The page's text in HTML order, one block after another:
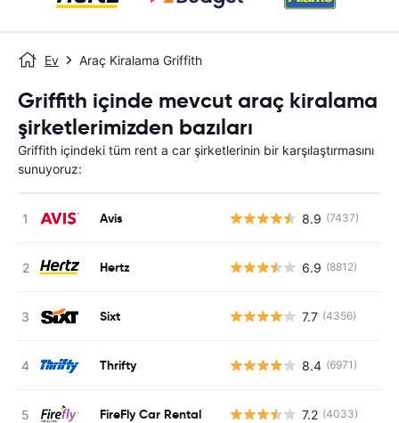
Ev Araç Kiralama Griffith
Griffith içinde mevcut araç kiralama
şirketlerimizden bazıları
Griffith içindeki tüm rent a car şirketlerinin bir karşılaştırmasını
sunuyoruz:
Avis 8.9 (7437)
Hertz 6.9 (8812)
Sixt 7.7 (4356)
Thrifty 8.4 (6971)
FireFly Car Rental 7.2 (4033)